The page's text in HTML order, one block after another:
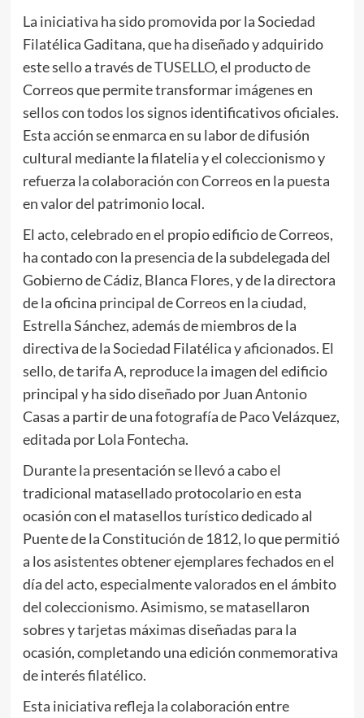
La iniciativa ha sido promovida por la Sociedad
Filatélica Gaditana, que ha diseñado y adquirido
este sello a través deTUSELLO, el producto de
Correos que permite transformar imágenes en
sellos con todos los signos identificativos oficiales.
Esta acción se enmarca en su labor de difusión
cultural mediante la filatelia y el coleccionismo y
refuerza la colaboración con Correos en la puesta
en valor del patrimonio local.
El acto, celebrado en el propio edificio de Correos,
ha contado con la presencia de la subdelegada del
Gobierno de Cádiz, Blanca Flores, y de la directora
de la oficina principal de Correos en la ciudad,
Estrella Sánchez, además de miembros de la
directiva de la Sociedad Filatélica y aficionados. El
sello, de tarifa A, reproduce la imagen del edificio
principal y ha sido diseñado por Juan Antonio
Casas a partir de una fotografía de Paco Velázquez,
editada por Lola Fontecha.
Durante la presentación se llevó a cabo el
tradicional matasellado protocolario en esta
ocasión con el matasellos turístico dedicado al
Puente de la Constitución de 1812, lo que permitió
a los asistentes obtener ejemplares fechados en el
día del acto, especialmente valorados en el ámbito
del coleccionismo. Asimismo, se matasellaron
sobres y tarjetas máximas diseñadas para la
ocasión, completando una edición conmemorativa
de interés filatélico.
Esta iniciativa refleja la colaboración entre